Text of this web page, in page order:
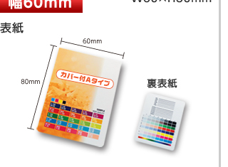
カバー付グラフィ
33.03
表紙カバー付再生紙タ
10,000
ーなし再生紙上質
カバーなしグラフィー
タイプ
15.36
30,000
折付箋＆メモタイ
プ
パタパタタイプ
50.62
30,000